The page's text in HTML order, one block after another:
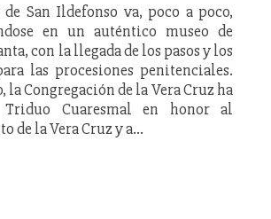
San Ildefonso va, poco a poco,
en un auténtico museo de
con la llegada de los pasos y los
las procesiones penitenciales.
Congregación de la Vera Cruz ha
Triduo Cuaresmal en honor al
de la Vera Cruz y a…